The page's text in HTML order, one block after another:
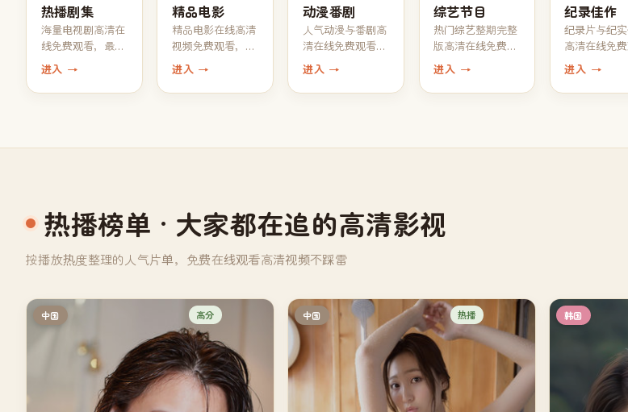
热播剧集
海量电视剧高清在
线免费观看，最新
热播 1080P 中字完
结全集一键追完
进入 →
精品电影
精品电影在线高清
视频免费观看，
1080P 高清画质 +
中文字幕一键播放
进入 →
动漫番剧
人气动漫与番剧高
清在线免费观看，
每周同步更新最新
一话
进入 →
综艺节目
热门综艺整期完整
版高清在线免费观
看，1080P 真人秀
脱口秀全收录
进入 →
纪录佳作
纪录片与纪
高清在线免
看，自然 · 人
工艺一应俱全
进入 →
热播榜单 · 大家都在追的高清影视
按播放热度整理的人气片单，免费在线观看高清视频不踩雷
中国 高分 中国 热播 韩国